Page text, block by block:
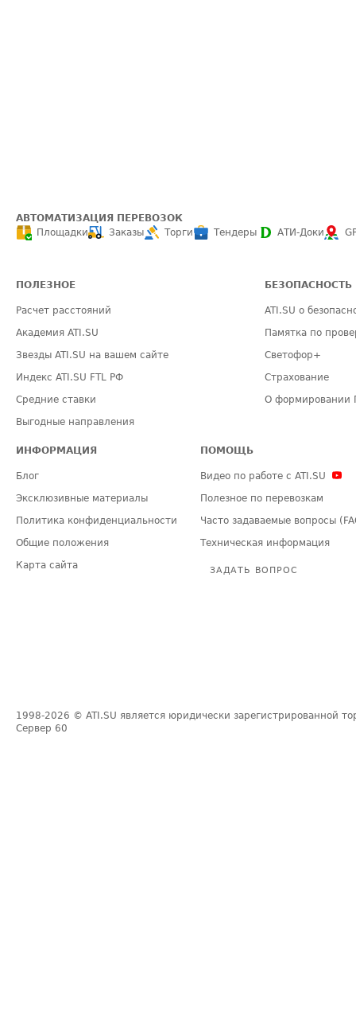
АВТОМАТИЗАЦИЯ ПЕРЕВОЗОК
Площадки
Заказы Торги Тендеры АТИ-Доки
ПОЛЕЗНОЕ
Расчет расстояний
Академия ATI.SU
Звезды ATI.SU на вашем сайте
Индекс ATI.SU FTL РФ
Средние ставки
Выгодные направления
БЕЗОПАСНОСТЬ
ATI.SU о
Памятка по
Светофор+
Страхование
О формировании
ИНФОРМАЦИЯ
Блог
Эксклюзивные материалы
Политика конфиденциальности
Общие положения
Карта сайта
ПОМОЩЬ
Видео по работе с ATI.SU
Полезное по перевозкам
Часто задаваемые вопросы
Техническая информация
ЗАДАТЬ ВОПРОС
1998-2026 © ATI.SU является юридически зарегистрированной
Сервер 60